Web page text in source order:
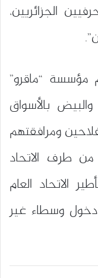
الجزائريين،
مؤسسة “ماقرو”
بالأسواق
ومرافقتهم
طرف الاتحاد
الاتحاد العام
دخول وسطاء غير